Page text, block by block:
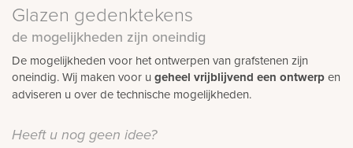
Glazen gedenktekens
de mogelijkheden zijn oneindig
De mogelijkheden voor het ontwerpen van grafstenen zijn
oneindig. Wij maken voor u geheel vrijblijvend een ontwerpen
adviseren u over de technische mogelijkheden.
Heeft u nog geen idee?